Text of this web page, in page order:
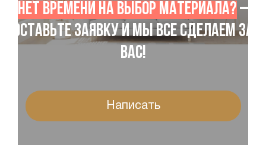
Нет времени на выбор материала?–
Оставьте заявку и мы все сделаем за
Вас!
Написать